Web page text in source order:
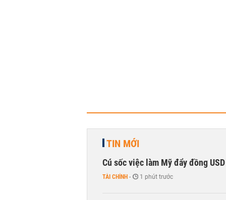
TIN MỚI
Cú sốc việc làm Mỹ đẩy đồng
TÀI CHÍNH - 1 phút trước